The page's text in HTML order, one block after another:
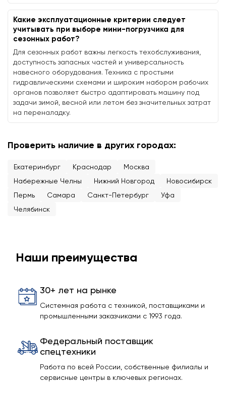
Какие эксплуатационные критерии следует
учитывать при выборе мини-погрузчика для
сезонных работ?
Для сезонных работ важны легкость техобслуживания,
доступность запасных частей и универсальность
навесного оборудования. Техника с простыми
гидравлическими схемами и широким набором рабочих
органов позволяет быстро адаптировать машину под
задачи зимой, весной или летом без значительных затрат
на переналадку.
Проверить наличие в других городах:
Екатеринбург Краснодар
Москва
Набережные Челны
Нижний Новгород
Новосибирск
Пермь
Самара Санкт-Петербург
Уфа
Челябинск
Наши преимущества
30+ лет на рынке
Системная работа с техникой, поставщиками и
промышленными заказчиками с 1993 года.
Федеральный поставщик
спецтехники
Работа по всей России, собственные филиалы и
сервисные центры в ключевых регионах.